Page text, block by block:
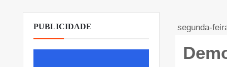
segunda-
PUBLICIDADE